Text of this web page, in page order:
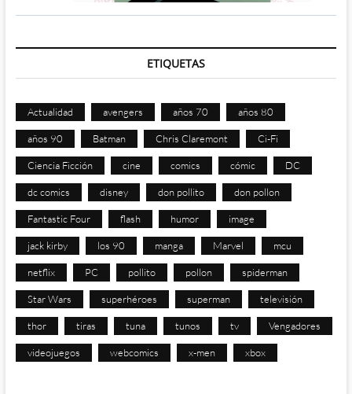
ETIQUETAS
Actualidad avengers años 70 años 80
años 90 Batman Chris Claremont Ci-Fi
Ciencia Ficción cine comics cómic DC
dc comics disney don pollito don pollon
Fantastic Four flash humor image
jack kirby los 90 manga Marvel mcu
netflix PC pollito pollon spiderman
Star Wars superhéroes superman televisión
thor tiras tuna tunos tv Vengadores
videojuegos webcomics x-men xbox